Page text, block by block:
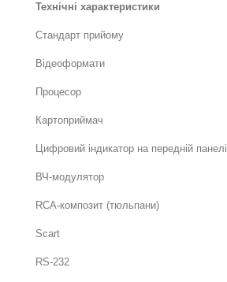
Технічні характеристики
Стандарт прийому
Відеоформати
Процесор
Картоприймач
Цифровий індикатор на передній панелі
ВЧ-модулятор
RCA-композит (тюльпани)
Scart
RS-232